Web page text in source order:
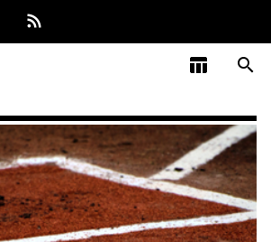
table_chart search